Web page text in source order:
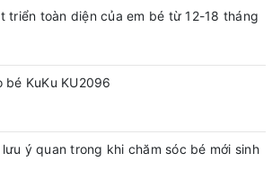
triển toàn diện của em bé từ 12-18 tháng
bé KuKu KU2096
ý quan trong khi chăm sóc bé mới sinh